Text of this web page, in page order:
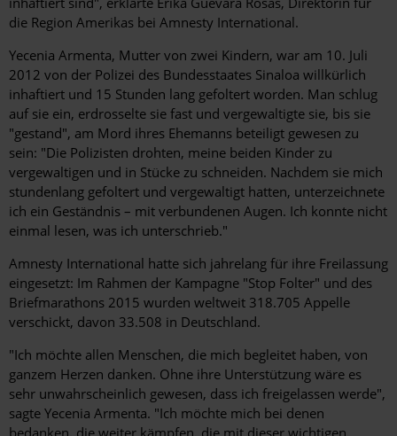
die Region Amerikas bei Amnesty International.
Yecenia Armenta, Mutter von zwei Kindern, war am 10. Juli
2012 von der Polizei des Bundesstaates Sinaloa willkürlich
inhaftiert und 15 Stunden lang gefoltert worden. Man schlug
auf sie ein, erdrosselte sie fast und vergewaltigte sie, bis sie
"gestand", am Mord ihres Ehemanns beteiligt gewesen zu
sein: "Die Polizisten drohten, meine beiden Kinder zu
vergewaltigen und in Stücke zu schneiden. Nachdem sie mich
stundenlang gefoltert und vergewaltigt hatten, unterzeichnete
ich ein Geständnis – mit verbundenen Augen. Ich konnte nicht
einmal lesen, was ich unterschrieb."
Amnesty International hatte sich jahrelang für ihre Freilassung
eingesetzt: Im Rahmen der Kampagne "Stop Folter" und des
Briefmarathons 2015 wurden weltweit 318.705 Appelle
verschickt, davon 33.508 in Deutschland.
"Ich möchte allen Menschen, die mich begleitet haben, von
ganzem Herzen danken. Ohne ihre Unterstützung wäre es
sehr unwahrscheinlich gewesen, dass ich freigelassen werde",
sagte Yecenia Armenta. "Ich möchte mich bei denen
bedanken, die weiter kämpfen, die mit dieser wichtigen